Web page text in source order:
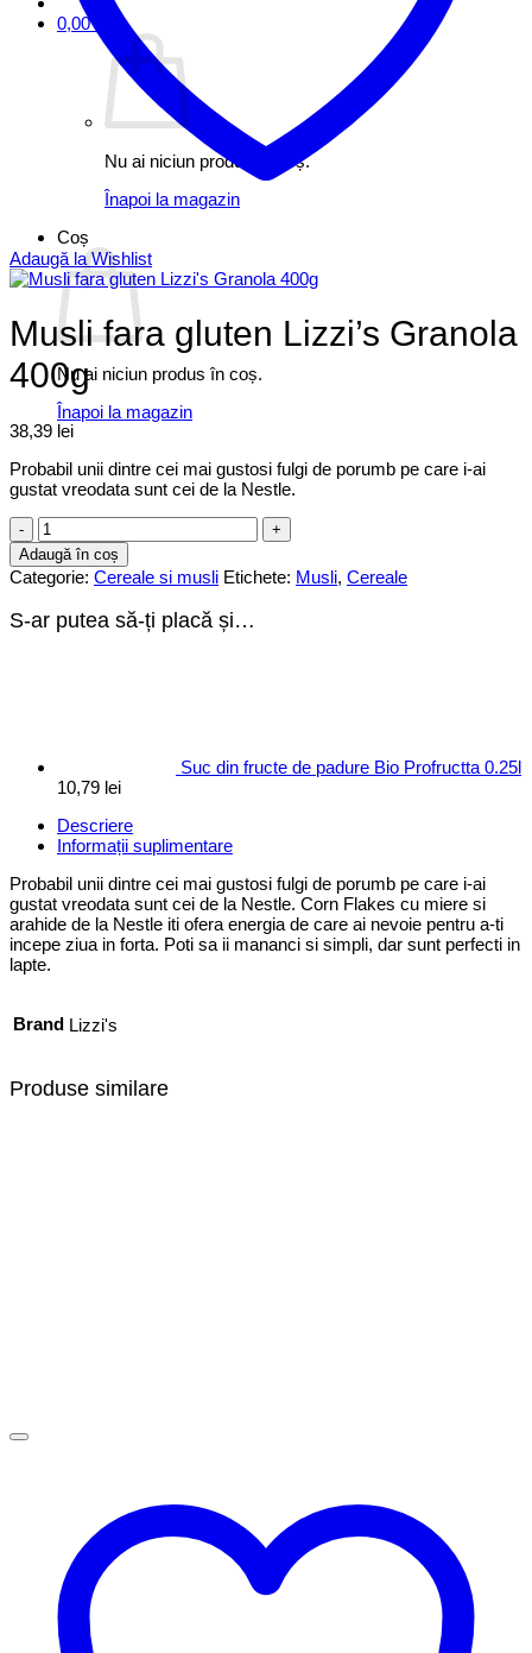
0,00
Nu ai niciun produs în coș.
Înapoi la magazin
Coș
Nu ai niciun produs în coș.
Înapoi la magazin
Adaugă la Wishlist
Musli fara gluten Lizzi’s Granola
400g
38,39 lei
Probabil unii dintre cei mai gustosi fulgi de porumb pe care i-ai
gustat vreodata sunt cei de la Nestle.
Cantitate
Musli
fara
gluten
Granola
Adaugă în coș
Categorie: Cereale si musli Etichete: Musli, Cereale
S-ar putea să-ți placă și…
Suc din fructe de padure Bio Profructta 0.25l
10,79 lei
Descriere
Informații suplimentare
Probabil unii dintre cei mai gustosi fulgi de porumb pe care i-ai
gustat vreodata sunt cei de la Nestle. Corn Flakes cu miere si
arahide de la Nestle iti ofera energia de care ai nevoie pentru a-ti
incepe ziua in forta. Poti sa ii mananci si simpli, dar sunt perfecti in
lapte.
Brand Lizzi's
Produse similare